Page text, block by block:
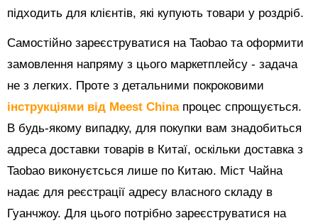
підходить для клієнтів, які купують товари у роздріб.
Самостійно зареєструватися на Taobao та оформити
замовлення напряму з цього маркетплейсу - задача
не з легких. Проте з детальними покроковими
інструкціями від Meest China процес спрощується.
В будь-якому випадку, для покупки вам знадобиться
адреса доставки товарів в Китаї, оскільки доставка з
Taobao виконуєтсься лише по Китаю. Міст Чайна
надає для реєстрації адресу власного складу в
Гуанчжоу. Для цього потрібно зареєструватися на